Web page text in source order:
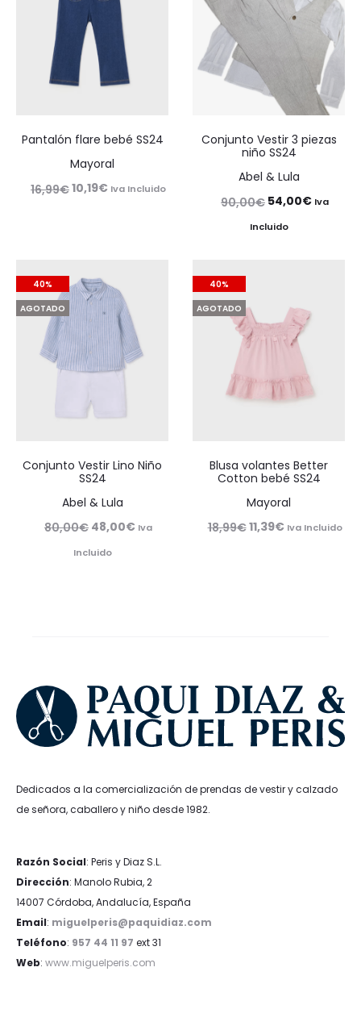
Pantalón flare bebé SS24
Mayoral
16,99€El
16,99€.
10,19€ El
10,19€.
Iva Incluido
Conjunto Vestir 3 piezas
niño SS24
Abel & Lula
90,00€ El
precio
54,00€ElIva
Incluido
40%
AGOTADO
Conjunto Vestir Lino Niño
SS24
Abel & Lula
80,00€ El
precio
48,00€ El
Iva
Incluido
40%
AGOTADO
Blusa volantes Better
Cotton bebé SS24
Mayoral
18,99€El
11,39€ElIva Incluido
Dedicados a la comercialización de prendas de vestir y calzado
de señora, caballero y niño desde 1982.
Razón Social: Peris y Diaz S.L.
Dirección: Manolo Rubia, 2
14007 Córdoba, Andalucía, España
Email: miguelperis@paquidiaz.com
Teléfono: 957 44 11 97 ext 31
Web: www.miguelperis.com